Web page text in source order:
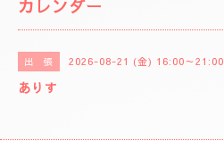
カレンダー
出 張 2026-08-21 (金) 16:00～21:00
ありす